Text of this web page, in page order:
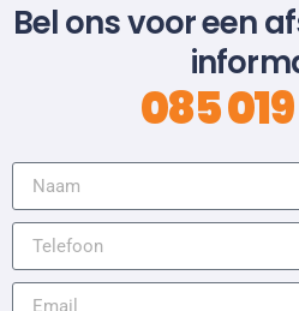
Bel ons voor een
085